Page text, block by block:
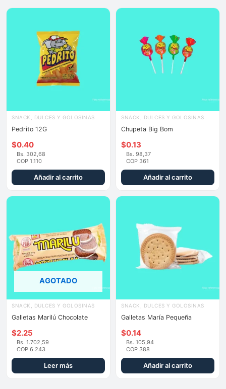
SNACK, DULCES Y GOLOSINAS
Pedrito 12G
$0.40
Bs. 302,68
COP 1.110
Añadir al carrito
SNACK, DULCES Y GOLOSINAS
Chupeta Big Bom
$0.13
Bs. 98,37
COP 361
Añadir al carrito
AGOTADO
SNACK, DULCES Y GOLOSINAS
Galletas Marilú Chocolate
$2.25
Bs. 1.702,59
COP 6.243
Leer más
SNACK, DULCES Y GOLOSINAS
Galletas María Pequeña
$0.14
Bs. 105,94
COP 388
Añadir al carrito